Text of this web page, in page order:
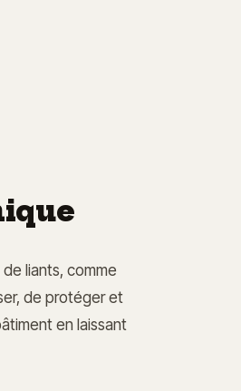
liants, comme
de protéger et
en laissant